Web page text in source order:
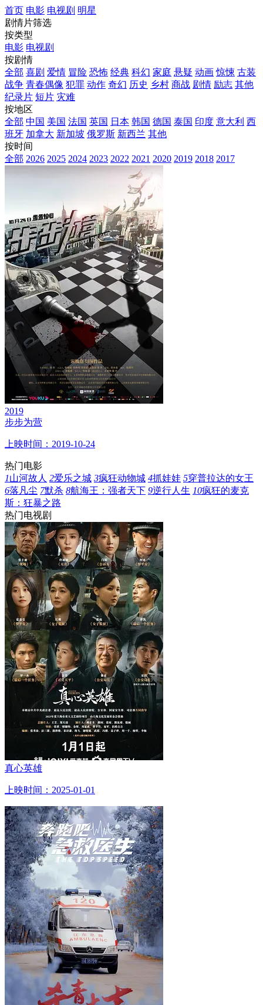
首页 电影 电视剧 明星
剧情片筛选
按类型
电影 电视剧
按剧情
全部 喜剧 爱情 冒险 恐怖 经典 科幻 家庭 悬疑 动画 惊悚 古装
战争 青春偶像 犯罪 动作 奇幻 历史 乡村 商战 剧情 励志 其他
纪录片 短片 灾难
按地区
全部 中国 美国 法国 英国 日本 韩国 德国 泰国 印度 意大利 西
班牙 加拿大 新加坡 俄罗斯 新西兰 其他
按时间
全部 2026 2025 2024 2023 2022 2021 2020 2019 2018 2017
2019
步步为营
上映时间：2019-10-24
热门电影
1山河故人 2爱乐之城 3疯狂动物城 4抓娃娃 5穿普拉达的女王
6落凡尘 7默杀 8航海王：强者天下 9逆行人生 10疯狂的麦克
斯：狂暴之路
热门电视剧
真心英雄
上映时间：2025-01-01